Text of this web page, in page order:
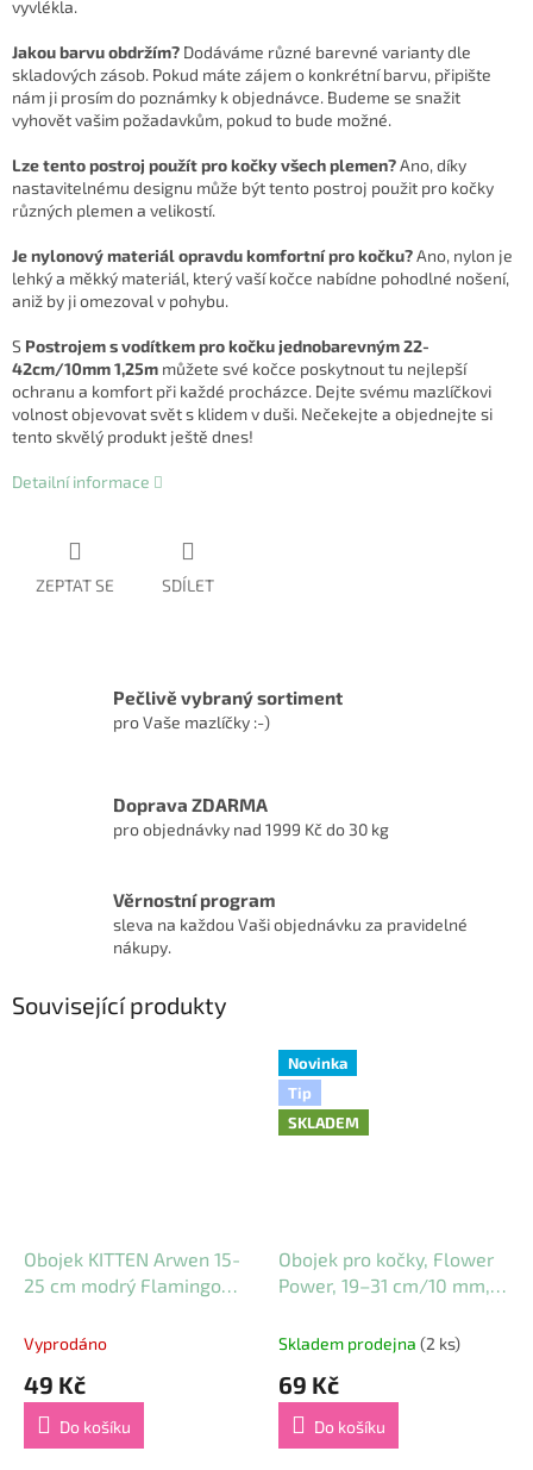
vyvlékla.
Jakou barvu obdržím? Dodáváme různé barevné varianty dle
skladových zásob. Pokud máte zájem o konkrétní barvu, připište
nám ji prosím do poznámky k objednávce. Budeme se snažit
vyhovět vašim požadavkům, pokud to bude možné.
Lze tento postroj použít pro kočky všech plemen?Ano, díky
nastavitelnému designu může být tento postroj použit pro kočky
různých plemen a velikostí.
Je nylonový materiál opravdu komfortní pro kočku?Ano, nylon je
lehký a měkký materiál, který vaší kočce nabídne pohodlné nošení,
aniž by ji omezoval v pohybu.
S Postrojem s vodítkem pro kočku jednobarevným 22-
42cm/10mm 1,25m můžete své kočce poskytnout tu nejlepší
ochranu a komfort při každé procházce. Dejte svému mazlíčkovi
volnost objevovat svět s klidem v duši. Nečekejte a objednejte si
tento skvělý produkt ještě dnes!
Detailní informace
ZEPTAT SE SDÍLET
Pečlivě vybraný sortiment
pro Vaše mazlíčky :-)
Doprava ZDARMA
pro objednávky nad 1999 Kč do 30 kg
Věrnostní program
sleva na každou Vaši objednávku za pravidelné
nákupy.
Související produkty
Obojek KITTEN Arwen 15-
25 cm modrý Flamingo
Vyprodáno
49 Kč
Do košíku
Novinka
Tip
SKLADEM
Obojek pro kočky, Flower
Power, 19–31 cm/10 mm,
Skladem prodejna (2 ks)
69 Kč
Do košíku